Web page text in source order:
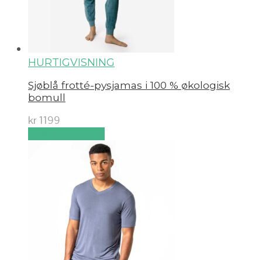
HURTIGVISNING
Sjøblå frotté-pysjamas i 100 % økologisk
bomull
kr 1199